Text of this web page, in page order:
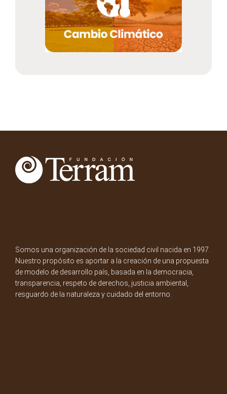
Somos una organización de la sociedad civil nacida en 1997.
Nuestro propósito es aportar a la creación de una propuesta
de modelo de desarrollo país, basada en la democracia,
transparencia, respeto de derechos, justicia ambiental,
resguardo de la naturaleza y cuidado del entorno.